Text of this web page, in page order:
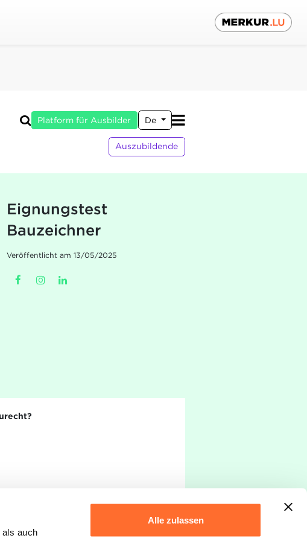
auch
Alle zulassen
Platform für Ausbilder De
Auszubildende
Eignungstest
Bauzeichner
Veröffentlicht am 13/05/2025
Parkplatz im Untergeschoss)